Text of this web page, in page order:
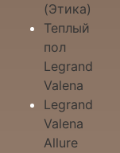
(Этика)
Теплый
пол
Legrand
Valena
Legrand
Valena
Allure